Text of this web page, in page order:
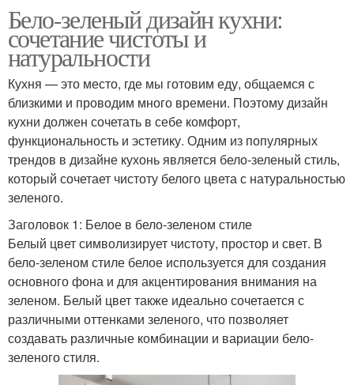
Бело-зеленый дизайн кухни:
сочетание чистоты и
натуральности
Кухня — это место, где мы готовим еду, общаемся с
близкими и проводим много времени. Поэтому дизайн
кухни должен сочетать в себе комфорт,
функциональность и эстетику. Одним из популярных
трендов в дизайне кухонь является бело-зеленый стиль,
который сочетает чистоту белого цвета с натуральностью
зеленого.
Заголовок 1: Белое в бело-зеленом стиле
Белый цвет символизирует чистоту, простор и свет. В
бело-зеленом стиле белое используется для создания
основного фона и для акцентирования внимания на
зеленом. Белый цвет также идеально сочетается с
различными оттенками зеленого, что позволяет
создавать различные комбинации и вариации бело-
зеленого стиля.